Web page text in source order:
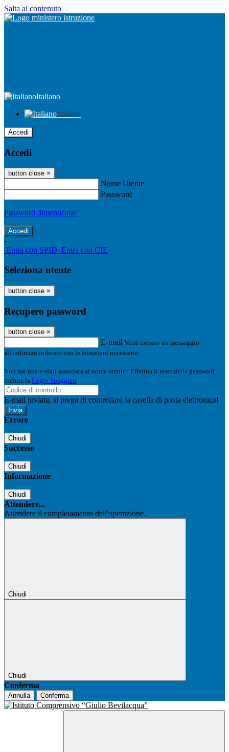
Salta al contenuto
Italiano
Italiano
Accedi
Accedi
button close ×
Nome Utente
Password
Password dimenticata?
-
Entra con SPID Entra con CIE
Seleziona utente
button close ×
Recupero password
button close ×
E-mail Verrà inviato un messaggio
all'indirizzo indicato con le istruzioni necessarie.
Non hai una e-mail associata al nome utente? Effettua il reset della password
tramite la Login Spaggiari
E-mail inviata, si prega di controllare la casella di posta elettronica!
Errore
Chiudi
Successo
Chiudi
Informazione
Chiudi
Attendere...
Attendere il completamento dell'operazione...
Chiudi
Chiudi
Conferma
Annulla Conferma